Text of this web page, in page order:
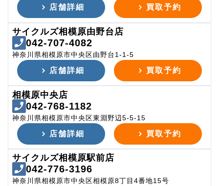
店舗詳細 買取予約
サイクルズ相模原由野台店
042-707-4082
神奈川県相模原市中央区由野台1-1-5
店舗詳細 買取予約
相模原中央店
042-768-1182
神奈川県相模原市中央区東淵野辺5-5-15
店舗詳細 買取予約
サイクルズ相模原駅前店
042-776-3196
神奈川県相模原市中央区相模原8丁目4番地15号